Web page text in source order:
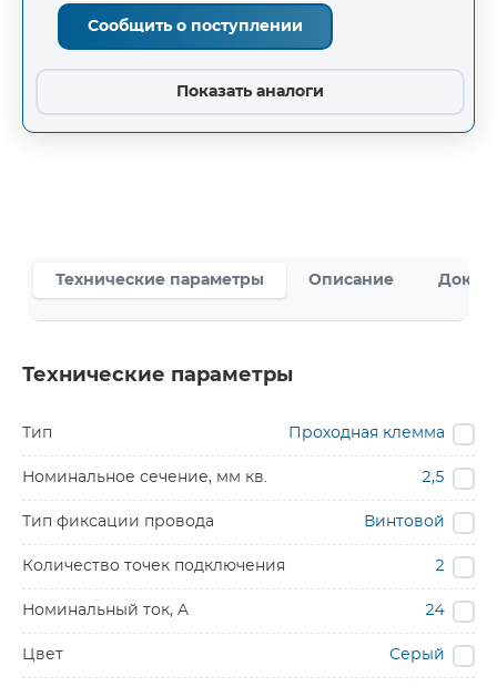
Сообщить о поступлении
Показать аналоги
Технические параметры Описание
Технические параметры
Тип Проходная клемма
Номинальное сечение, мм кв. 2,5
Тип фиксации провода Винтовой
Количество точек подключения 2
Номинальный ток, A 24
Цвет Серый